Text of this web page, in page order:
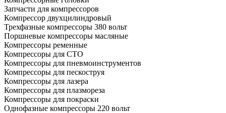
Запчасти для компрессоров
Компрессор двухцилиндровый
Трехфазные компрессоры 380 вольт
Поршневые компрессоры масляные
Компрессоры ременные
Компрессоры для СТО
Компрессоры для пневмоинструментов
Компрессоры для пескоструя
Компрессоры для лазера
Компрессоры для плазмореза
Компрессоры для покраски
Однофазные компрессоры 220 вольт